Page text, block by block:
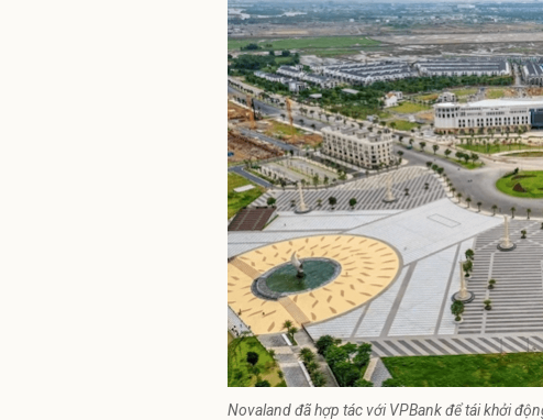
Novaland đã hợp tác với VPBank để tái khởi